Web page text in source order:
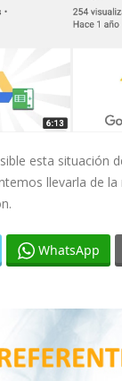
esta situación
llevarla de
WhatsApp